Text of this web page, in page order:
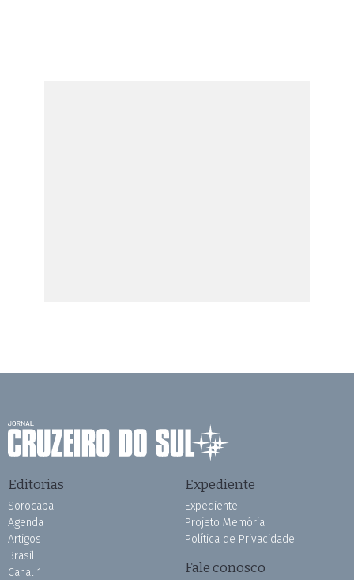
Editorias
Sorocaba
Agenda
Artigos
Brasil
Canal 1
Expediente
Expediente
Projeto Memória
Política de Privacidade
Fale conosco